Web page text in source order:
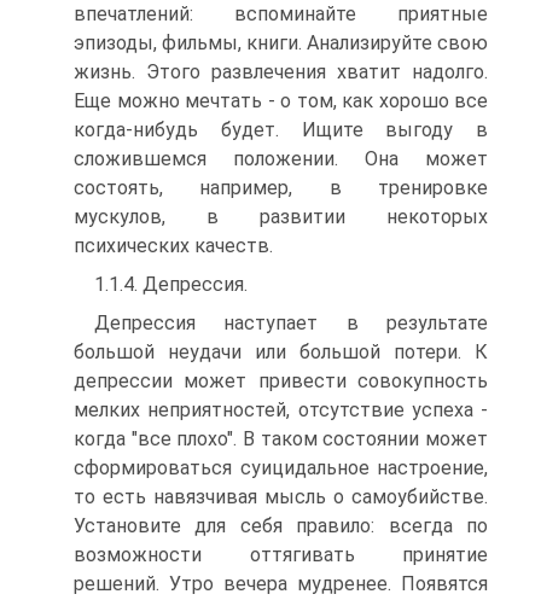
впечатлений: вспоминайте приятные
эпизоды, фильмы, книги. Анализируйте свою
жизнь. Этого развлечения хватит надолго.
Еще можно мечтать - о том, как хорошо все
когда-нибудь будет. Ищите выгоду в
сложившемся положении. Она может
состоять, например, в тренировке
мускулов, в развитии некоторых
психических качеств.
1.1.4. Депрессия.
Депрессия наступает в результате
большой неудачи или большой потери. К
депрессии может привести совокупность
мелких неприятностей, отсутствие успеха -
когда "все плохо". В таком состоянии может
сформироваться суицидальное настроение,
то есть навязчивая мысль о самоубийстве.
Установите для себя правило: всегда по
возможности оттягивать принятие
решений. Утро вечера мудренее. Появятся